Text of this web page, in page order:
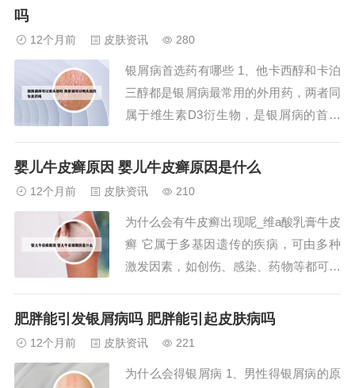
源。2、儿童的皮肤上长癣主要有以下几
种可能：湿疹...
吗
12个月前 皮肤资讯 280
银屑病首选药有哪些 1、他卡西醇和卡泊
三醇都是银屑病最常用的外用药，两者同
属于维生素D3衍生物，是银屑病的首选
疗效相似：两者都可以较好地改善银屑病
如红斑、鳞屑和瘙痒，效果较为明显。但
长期使用...
婴儿牛皮癣原因 婴儿牛皮癣原因是什么
12个月前 皮肤资讯 210
为什么会有牛皮癣出现呢_维a酸乳膏牛皮
癣 它属于多基因遗传的疾病，可由多种
激发因素，如创伤、感染、药物等都可能
是境界清楚的具有银白色鳞屑的红色斑
生理机制主要为表皮增生分化的异常和免
肥胖能引发银屑病吗 肥胖能引起皮肤病吗
12个月前 皮肤资讯 221
为什么会得银屑病 1、男性得银屑病的原